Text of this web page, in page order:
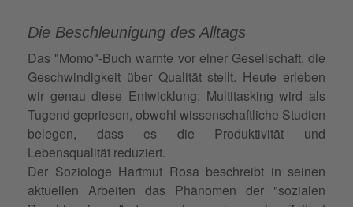
Die Beschleunigung des Alltags
Das "Momo"-Buch warnte vor einer Gesellschaft, die
Geschwindigkeit über Qualität stellt. Heute erleben
wir genau diese Entwicklung: Multitasking wird als
Tugend gepriesen, obwohl wissenschaftliche Studien
belegen, dass es die Produktivität und
Lebensqualität reduziert.
Der Soziologe Hartmut Rosa beschreibt in seinen
aktuellen Arbeiten das Phänomen der "sozialen